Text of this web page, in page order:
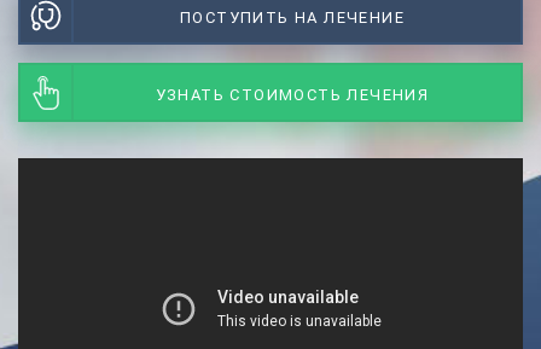
ПОСТУПИТЬ НА ЛЕЧЕНИЕ
УЗНАТЬ СТОИМОСТЬ ЛЕЧЕНИЯ